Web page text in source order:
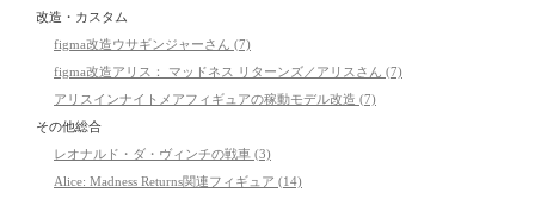
改造・カスタム
figma改造ウサギンジャーさん (7)
figma改造アリス： マッドネス リターンズ／アリスさん (7)
アリスインナイトメアフィギュアの稼動モデル改造 (7)
その他総合
レオナルド・ダ・ヴィンチの戦車 (3)
Alice: Madness Returns関連フィギュア (14)